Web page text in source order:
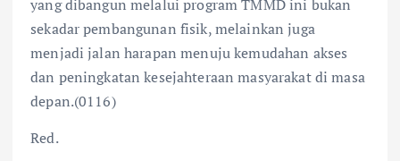
yang dibangun melalui program TMMD ini bukan
sekadar pembangunan fisik, melainkan juga
menjadi jalan harapan menuju kemudahan akses
dan peningkatan kesejahteraan masyarakat di masa
depan.(0116)
Red.